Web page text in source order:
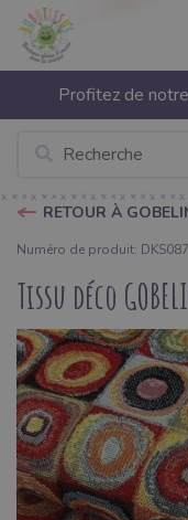
Profitez de
RETOUR À
Numéro de produit: DKS087
Tissu déco